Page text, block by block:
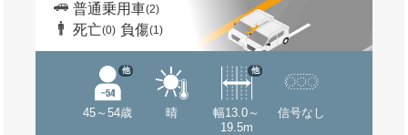
普通乗用車(2)
死亡(0) 負傷(1)
45～54歳
他
晴
幅13.0～
19.5m
他
信号なし